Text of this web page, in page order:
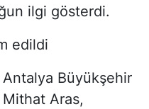
ilgi gösterdi.
edildi
Antalya Büyükşehir
Aras,